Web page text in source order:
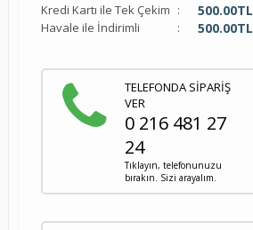
Kredi Kartı ile Tek Çekim : 500.00TL
Havale ile İndirimli : 500.00TL
TELEFONDA SİPARİŞ
VER
0 216 481 27
24
Tıklayın, telefonunuzu
bırakın. Sizi arayalım.